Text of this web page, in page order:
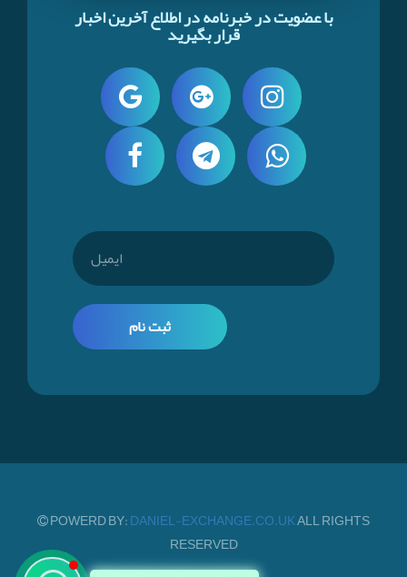
با عضویت در خبرنامه در اطلاع آخرین اخبار
قرار بگیرید
ثبت نام
POWERD BY:DANIEL-EXCHANGE.CO.UKALL RIGHTS
RESERVED